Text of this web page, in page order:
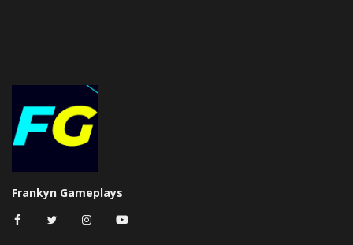
Frankyn Gameplays